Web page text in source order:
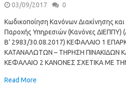
03/09/2017 0
Κωδικοποίηση Κανόνων Διακίνησης
Παροχής Υπηρεσιών (Κανόνες ΔΙΕΠΠΥ)
Β’ 2983/30.08.2017) ΚΕΦΑΛΑΙΟ 1
ΚΑΤΑΝΑΛΩΤΩΝ – ΤΗΡΗΣΗ ΠΙΝΑΚΙΔΩΝ
ΚΕΦΑΛΑΙΟ 2 ΚΑΝΟΝΕΣ ΣΧΕΤΙΚΑ ΜΕ
Read More